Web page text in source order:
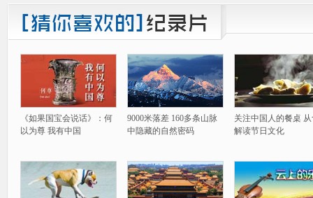
《如果国宝会说话》：何
以为尊 我有中国
9000米落差 160多条山脉
中隐藏的自然密码
关注中国人的餐桌
解读节日文化